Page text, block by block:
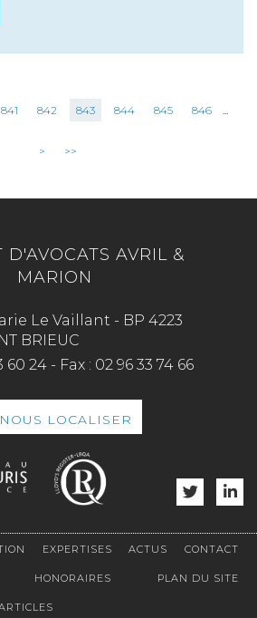
841 842 843 844 845 846 ...
> >>
D'AVOCATS AVRIL &
MARION
Le Vaillant - BP 4223
BRIEUC
60 24 - Fax : 02 96 33 74 66
NOUS LOCALISER
EXPERTISES ACTUS CONTACT
HONORAIRES PLAN DU SITE